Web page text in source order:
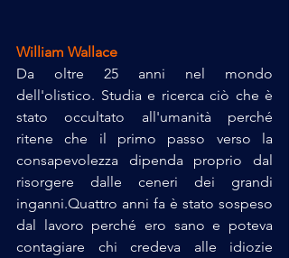
William Wallace
Da oltre 25 anni nel mondo
dell'olistico. Studia e ricerca ciò che è
stato occultato all'umanità perché
ritene che il primo passo verso la
consapevolezza dipenda proprio dal
risorgere dalle ceneri dei grandi
inganni.Quattro anni fa è stato sospeso
dal lavoro perché ero sano e poteva
contagiare chi credeva alle idiozie